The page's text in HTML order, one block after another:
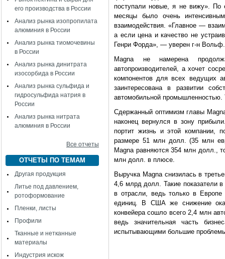
его производства в России
Анализ рынка изопропилата
алюминия в России
Анализ рынка тиомочевины
в России
Анализ рынка динитрата
изосорбида в России
Анализ рынка сульфида и
гидросульфида натрия в
России
Анализ рынка нитрата
алюминия в России
Все отчеты
ОТЧЕТЫ ПО ТЕМАМ
Другая продукция
Литье под давлением,
ротоформование
Пленки, листы
Профили
Тканные и нетканные
материалы
Индустрия искож
поступали новые, я не вижу». По
месяцы было очень
взаимодействия. «Главное —
а если цена и качество не
Генри Форда», — уверен г-н Вольф.
Magna не намерена
автопроизводителей, а хочет
компонентов для всех ведущих
заинтересована в развитии
автомобильной промышленностью.
Сдержанный оптимизм главы
наконец вернулся в зону
портит жизнь и этой компании,
размере 51 млн долл. (35 млн
Magna равняются 354 млн долл.,
млн долл. в плюсе.
Выручка Magna снизилась в
4,6 млрд долл. Такие показатели
в отрасли, ведь только в
единиц. В США же снижение
конвейера сошло всего 2,4 млн
ведь значительная часть
испытывающими большие проблемы